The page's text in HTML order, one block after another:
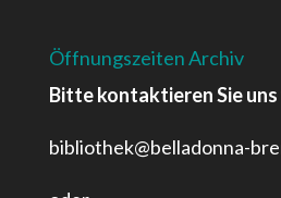
Öffnungszeiten Archiv
Bitte kontaktieren Sie uns
bibliothek@belladonna-